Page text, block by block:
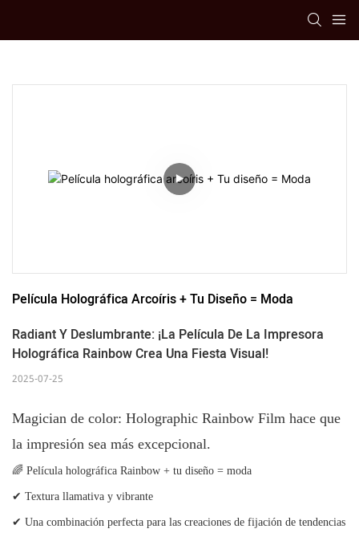
Película Holográfica Arcoíris + Tu Diseño = Moda
Radiant Y Deslumbrante: ¡la Película De La Impresora
Holográfica Rainbow Crea Una Fiesta Visual!
2025-07-25
Magician de color: Holographic Rainbow Film hace que
la impresión sea más excepcional.
🌈 Película holográfica Rainbow + tu diseño = moda
✔ Textura llamativa y vibrante
✔ Una combinación perfecta para las creaciones de fijación de tendencias